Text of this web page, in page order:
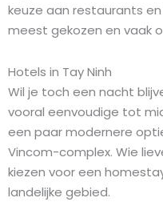
keuze aan restaurants
meest gekozen en vaak
Hotels in Tay Ninh
Wil je toch een nacht
vooral eenvoudige tot
een paar modernere
Vincom-complex. Wie
kiezen voor een
landelijke gebied.